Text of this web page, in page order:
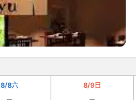
8/8六 8/9日